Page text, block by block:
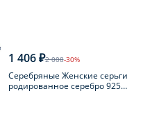
1 406 ₽2 008-30%
Серебряные Женские серьги
родированное серебро 925